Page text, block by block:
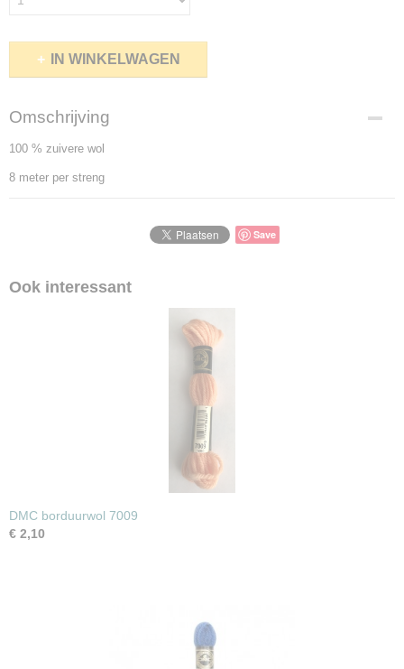
IN WINKELWAGEN
Omschrijving
100 % zuivere wol
8 meter per streng
Save
Ook interessant
DMC borduurwol 7009
€ 2,10